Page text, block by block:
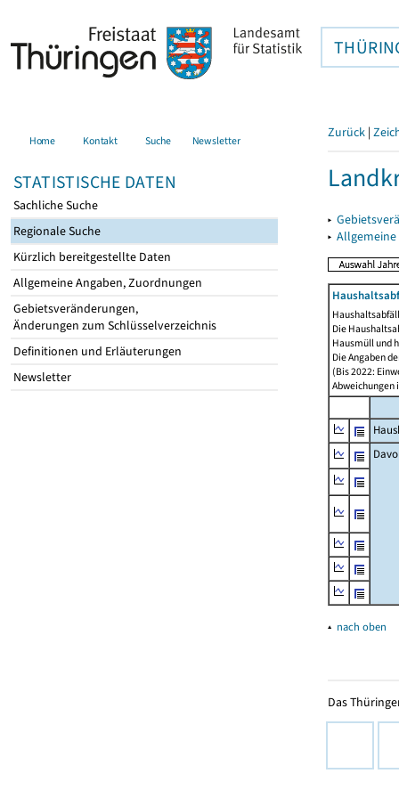
Home Kontakt Suche Newsletter
STATISTISCHE DATEN
Sachliche Suche
Regionale Suche
Kürzlich bereitgestellte Daten
Allgemeine Angaben, Zuordnungen
Gebietsveränderungen,
Änderungen zum Schlüsselverzeichnis
Definitionen und Erläuterungen
Newsletter
Zurück |
▸
▸
Die
Hausmüll und
Die Angaben
(Bis 2022:
Abweichungen
▴ nach oben
Das